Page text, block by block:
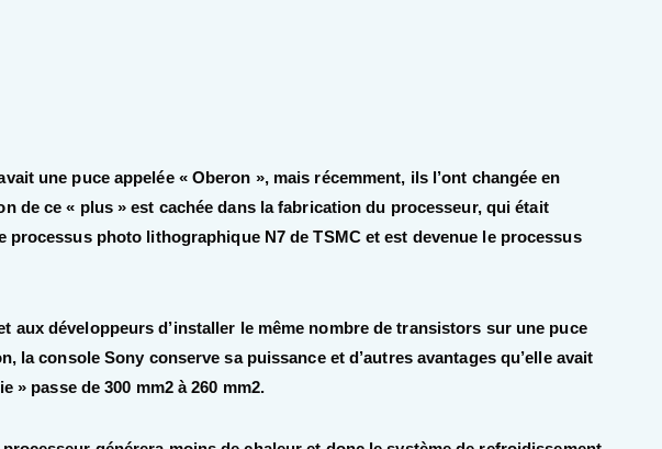
une puce appelée « Oberon », mais récemment, ils l’ont changée en
de ce « plus » est cachée dans la fabrication du processeur, qui était
processus photo lithographique N7 de TSMC et est devenue le processus
aux développeurs d’installer le même nombre de transistors sur une puce
la console Sony conserve sa puissance et d’autres avantages qu’elle avait
» passe de 300 mm2 à 260 mm2.